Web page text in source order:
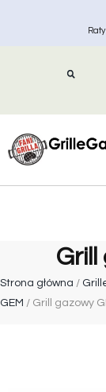
Grill
Strona główna /
GEM / Grill gazowy